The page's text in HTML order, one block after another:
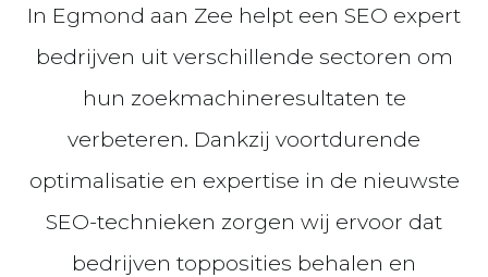
In Egmond aan Zee helpt een SEO expert
bedrijven uit verschillende sectoren om
hun zoekmachineresultaten te
verbeteren. Dankzij voortdurende
optimalisatie en expertise in de nieuwste
SEO-technieken zorgen wij ervoor dat
bedrijven topposities behalen en